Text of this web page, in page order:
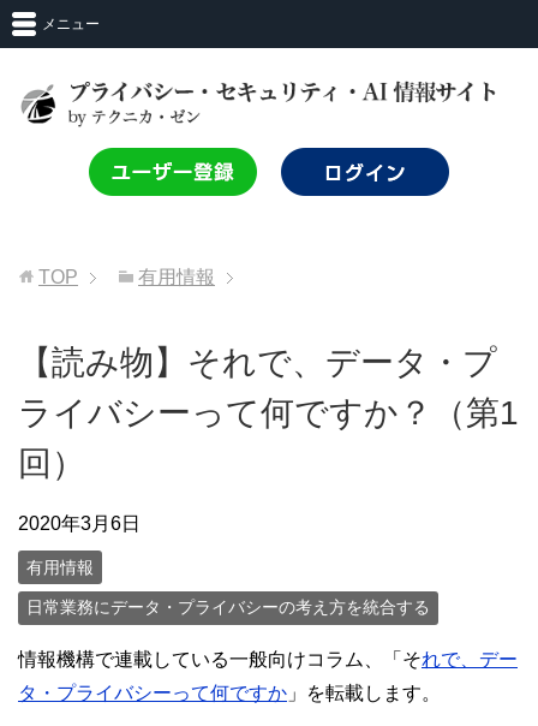
メニュー
TOP 有用情報
【読み物】それで、データ・プ
ライバシーって何ですか？（第1
回）
2020年3月6日
有用情報
日常業務にデータ・プライバシーの考え方を統合する
情報機構で連載している一般向けコラム、「それで、デー
タ・プライバシーって何ですか 」を転載します。